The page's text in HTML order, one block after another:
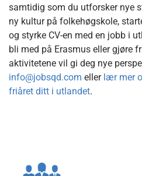
samtidig som du utforsker nye
ny kultur på folkehøgskole,
og styrke CV-en med en jobb i
bli med på Erasmus eller gjøre
aktivitetene vil gi deg nye
info@jobsqd.com eller lær mer
friåret ditt i utlandet.